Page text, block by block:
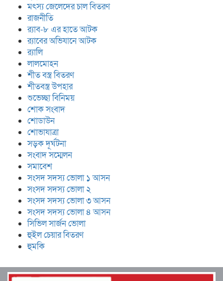
মৎস্য জেলেদের চাল বিতরণ
রাজনীতি
র‍্যাব-৮ এর হাতে আটক
র‍্যাবের অভিযানে আটক
র‍্যালি
লালমোহন
শীত বস্ত্র বিতরণ
শীতবস্ত্র উপহার
শুভেচ্ছা বিনিময়
শোক সংবাদ
শোডাউন
শোভাযাত্রা
সড়ক দূর্ঘটনা
সংবাদ সম্মেলন
সমাবেশ
সংসদ সদস্য ভোলা ১ আসন
সংসদ সদস্য ভোলা ২
সংসদ সদস্য ভোলা ৩ আসন
সংসদ সদস্য ভোলা ৪ আসন
সিভিল সার্জন ভোলা
হুইল চেয়ার বিতরণ
হুমকি